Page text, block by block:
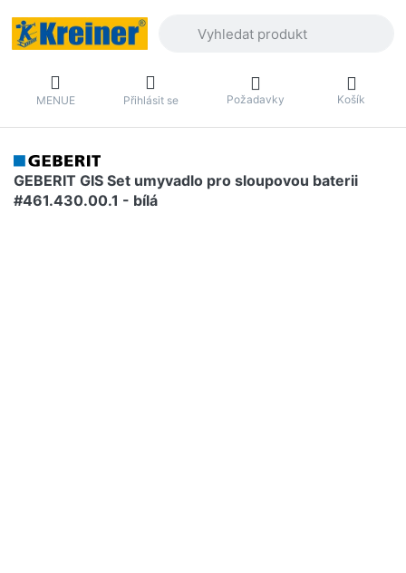
MENUE Přihlásit se Požadavky Košík
GEBERIT GIS Set umyvadlo pro sloupovou baterii
#461.430.00.1 - bílá